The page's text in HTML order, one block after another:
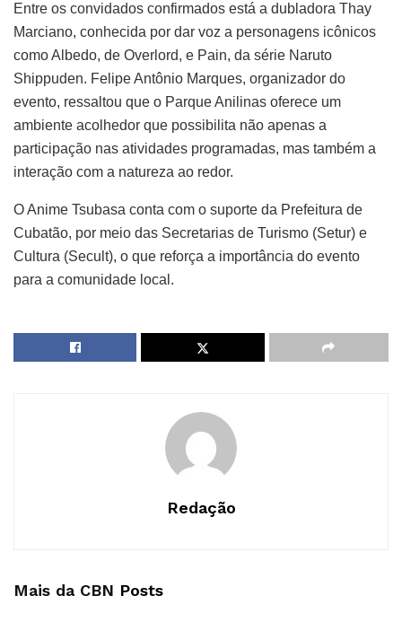
Entre os convidados confirmados está a dubladora Thay
Marciano, conhecida por dar voz a personagens icônicos
como Albedo, de Overlord, e Pain, da série Naruto
Shippuden. Felipe Antônio Marques, organizador do
evento, ressaltou que o Parque Anilinas oferece um
ambiente acolhedor que possibilita não apenas a
participação nas atividades programadas, mas também a
interação com a natureza ao redor.
O Anime Tsubasa conta com o suporte da Prefeitura de
Cubatão, por meio das Secretarias de Turismo (Setur) e
Cultura (Secult), o que reforça a importância do evento
para a comunidade local.
Redação
Mais da CBN Posts